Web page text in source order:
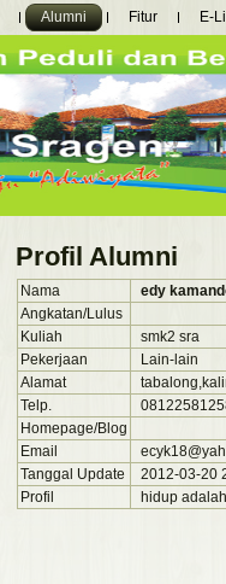
Alumni Fitur E-
Profil Alumni
Nama
edy
Angkatan/Lulus
Kuliah
smk2 sra
Pekerjaan
Lain-lain
Alamat
Telp.
Homepage/Blog
Email
Tanggal Update
2012-03-20
Profil
hidup